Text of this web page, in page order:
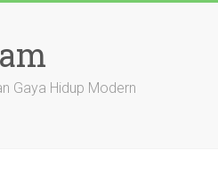
Gaya Hidup Modern